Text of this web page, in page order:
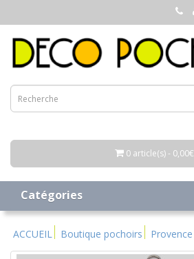
0 article(s) - 0,00€
Catégories
ACCUEIL Boutique pochoirs Provence